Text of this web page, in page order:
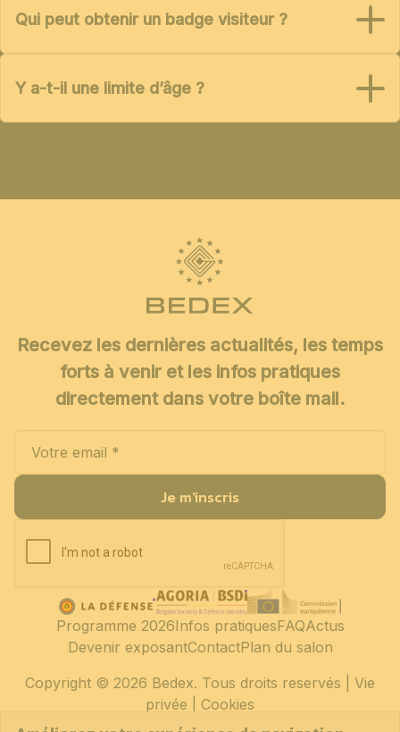
Qui peut obtenir un badge visiteur ?
Y a-t-il une limite d’âge ?
Recevez les dernières actualités, les temps
forts à venir et les infos pratiques
directement dans votre boîte mail.
Je m'inscris
Copyright © 2026 Bedex. Tous droits reservés | Vie
privée
Cookies
Programme 2026Infos pratiquesFAQActus
Devenir exposantContactPlan du salon